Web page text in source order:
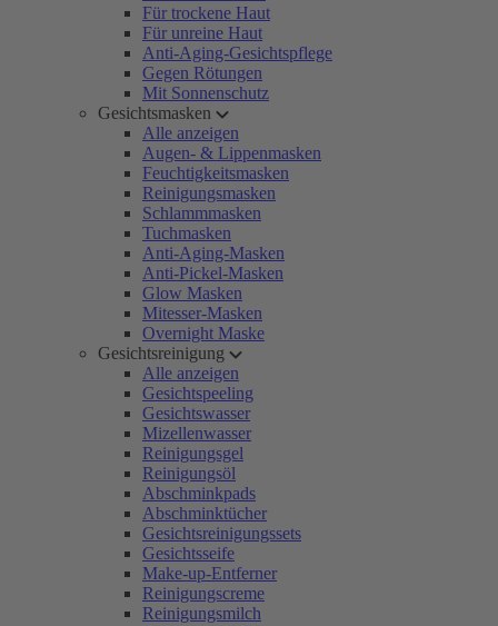
Für trockene Haut
Für unreine Haut
Anti-Aging-Gesichtspflege
Gegen Rötungen
Mit Sonnenschutz
Gesichtsmasken
Alle anzeigen
Augen- & Lippenmasken
Feuchtigkeitsmasken
Reinigungsmasken
Schlammmasken
Tuchmasken
Anti-Aging-Masken
Anti-Pickel-Masken
Glow Masken
Mitesser-Masken
Overnight Maske
Gesichtsreinigung
Alle anzeigen
Gesichtspeeling
Gesichtswasser
Mizellenwasser
Reinigungsgel
Reinigungsöl
Abschminkpads
Abschminktücher
Gesichtsreinigungssets
Gesichtsseife
Make-up-Entferner
Reinigungscreme
Reinigungsmilch